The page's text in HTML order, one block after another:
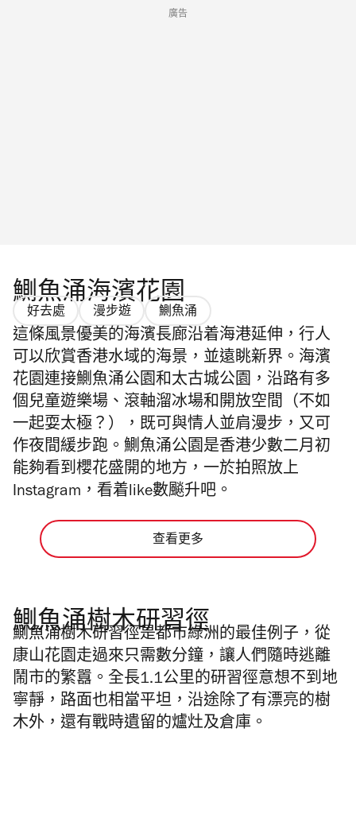
廣告
鰂魚涌海濱花園
好去處 漫步遊 鰂魚涌
這條風景優美的海濱長廊沿着海港延伸，行人
可以欣賞香港水域的海景，並遠眺新界。海濱
花園連接鰂魚涌公園和太古城公園，沿路有多
個兒童遊樂場、滾軸溜冰場和開放空間（不如
一起耍太極？），既可與情人並肩漫步，又可
作夜間緩步跑。鰂魚涌公園是香港少數二月初
能夠看到櫻花盛開的地方，一於拍照放上
Instagram，看着like數飈升吧。
查看更多
鰂魚涌樹木研習徑
鰂魚涌樹木研習徑是都市綠洲的最佳例子，從
康山花園走過來只需數分鐘，讓人們隨時逃離
鬧市的繁囂。全長1.1公里的研習徑意想不到地
寧靜，路面也相當平坦，沿途除了有漂亮的樹
木外，還有戰時遺留的爐灶及倉庫。